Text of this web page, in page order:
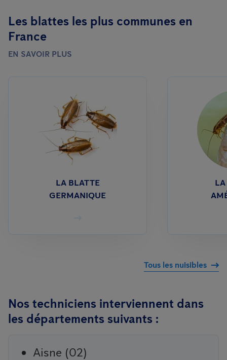
Les blattes les plus communes en
France
EN SAVOIR PLUS
LA BLATTE
GERMANIQUE
Tous les nuisibles
Nos techniciens interviennent dans
les départements suivants :
Aisne (02)